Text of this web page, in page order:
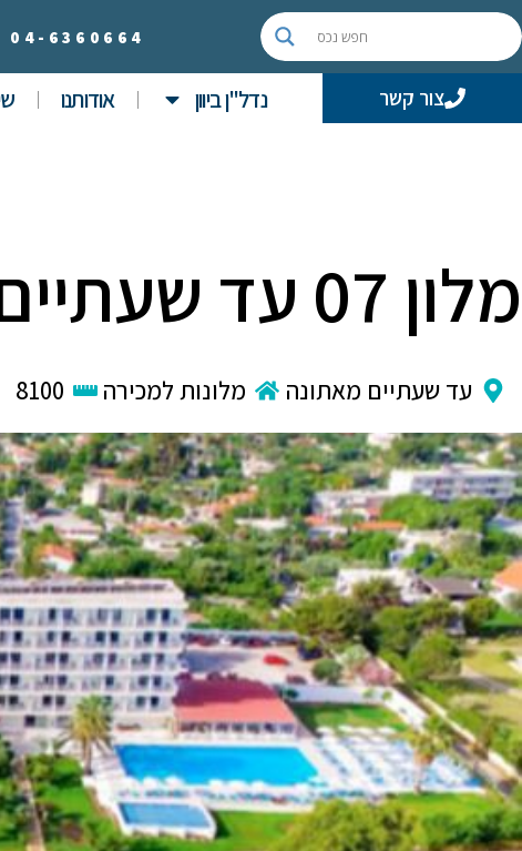
04- 6360664
צור קשר נדל"ן ביוון אודותנו
מלון 07 עד שעתיים מאתונה
עד שעתיים מאתונה מלונות למכירה 8100